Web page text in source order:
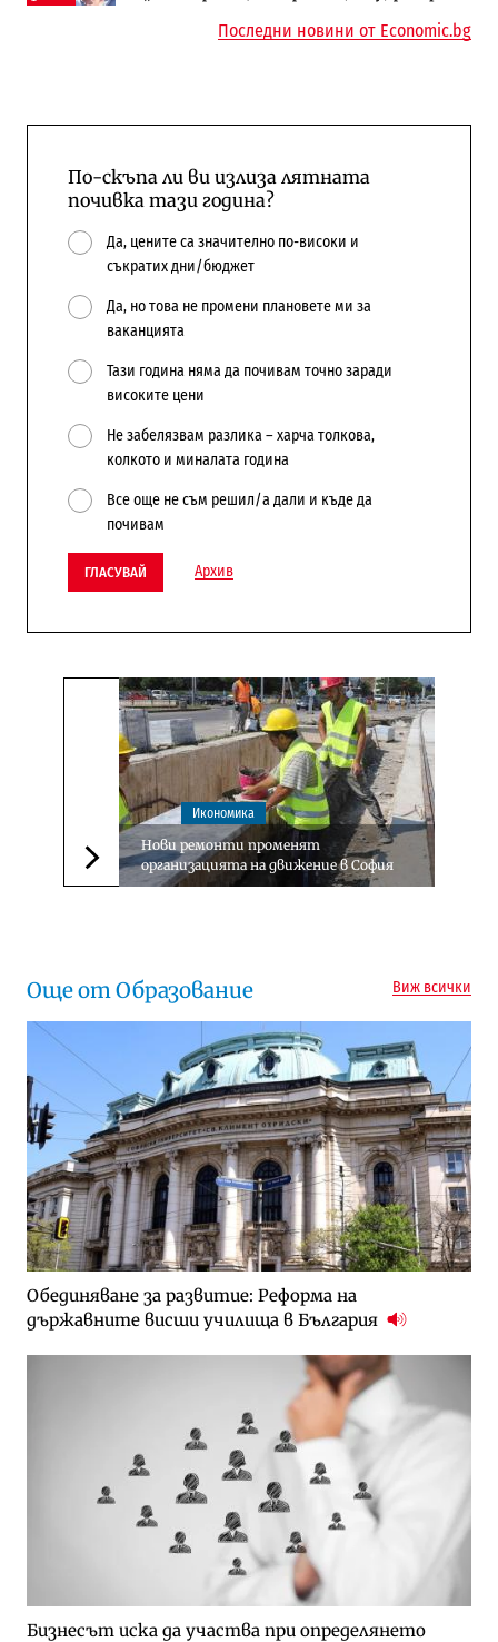
Последни новини от Economic.bg
По-скъпа ли ви излиза лятната
почивка тази година?
Да, цените са значително по-високи и
съкратих дни/бюджет
Да, но това не промени плановете ми за
ваканцията
Тази година няма да почивам точно заради
високите цени
Не забелязвам разлика – харча толкова,
колкото и миналата година
Все още не съм решил/а дали и къде да
почивам
ГЛАСУВАЙ Архив
Следваща новина
Икономика
Нови ремонти променят
организацията на движение в София
Още от Образование Виж всички
Обединяване за развитие: Реформа на
държавните висши училища в България
Бизнесът иска да участва при определянето